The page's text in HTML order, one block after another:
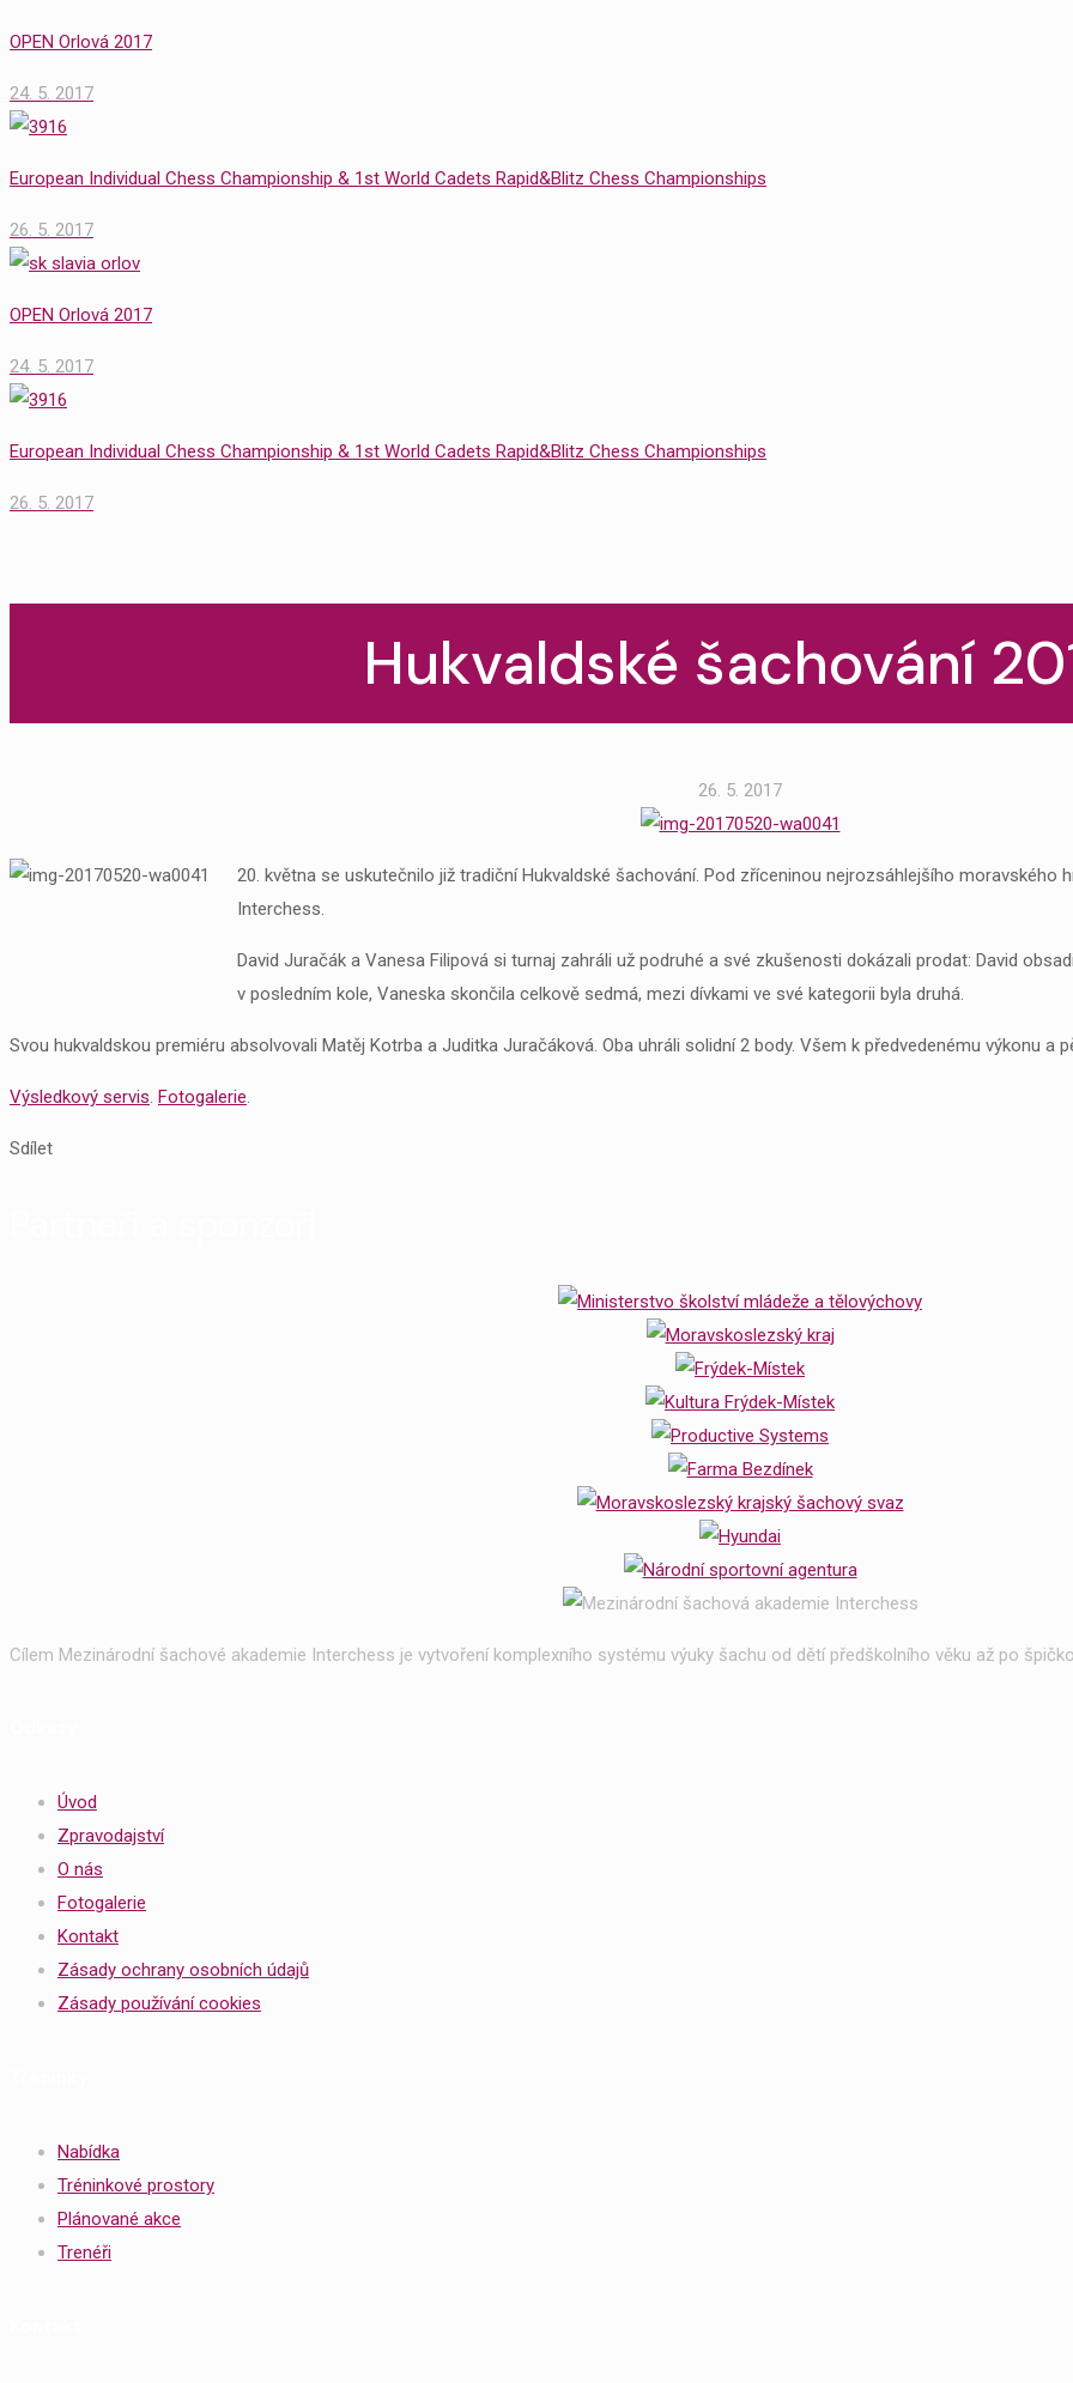
OPEN Orlová 2017
24. 5. 2017
European Individual Chess Championship & 1st World Cadets Rapid&Blitz Chess Championships
26. 5. 2017
OPEN Orlová 2017
24. 5. 2017
European Individual Chess Championship & 1st World Cadets Rapid&Blitz Chess Championships
26. 5. 2017
Hukvaldské šachování
26. 5. 2017
20. května se uskutečnilo již tradiční Hukvaldské šachování. Pod zříceninou nejrozsáhlejšího moravského
Interchess.
David Juračák a Vanesa Filipová si turnaj zahráli už podruhé a své zkušenosti dokázali prodat: David
v posledním kole, Vaneska skončila celkově sedmá, mezi dívkami ve své kategorii byla druhá.
Svou hukvaldskou premiéru absolvovali Matěj Kotrba a Juditka Juračáková. Oba uhráli solidní 2 body. Všem k předvedenému výkonu a
Výsledkový servis Fotogalerie
Sdílet
Cílem Mezinárodní šachové akademie Interchess je vytvoření komplexního systému výuky šachu od dětí předškolního věku až po
Úvod
Zpravodajství
O nás
Fotogalerie
Kontakt
Zásady ochrany osobních údajů
Zásady používání cookies
Nabídka
Tréninkové prostory
Plánované akce
Trenéři